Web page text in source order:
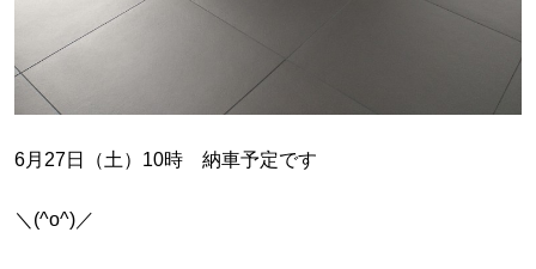
6月27日（土）10時 納車予定です
＼(^o^)／